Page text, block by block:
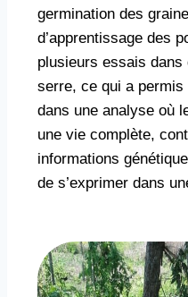
germination des
d’apprentissage des
plusieurs essais
serre, ce qui a permis
dans une analyse où
une vie complète,
informations
de s’exprimer dans